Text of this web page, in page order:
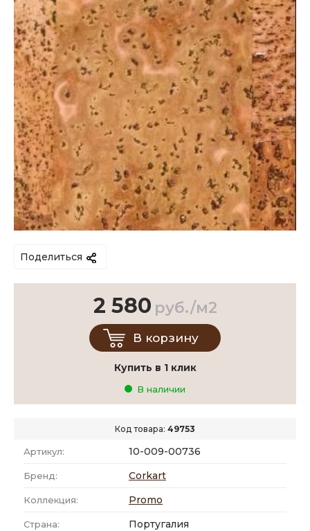
Поделиться
Код товара: 49753
Артикул: 10-009-00736
Бренд: Corkart
Коллекция: Promo
Страна: Португалия
2 580 руб./м2
В корзину
Купить в 1 клик
В наличии